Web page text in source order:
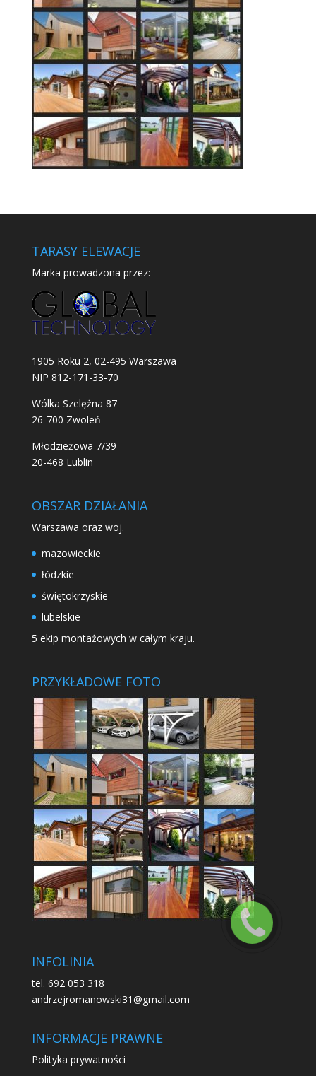
TARASY ELEWACJE
Marka prowadzona przez:
1905 Roku 2, 02-495 Warszawa
NIP 812-171-33-70
Wólka Szelężna 87
26-700 Zwoleń
Młodzieżowa 7/39
20-468 Lublin
OBSZAR DZIAŁANIA
Warszawa oraz woj.
mazowieckie
łódzkie
świętokrzyskie
lubelskie
5 ekip montażowych w całym kraju.
PRZYKŁADOWE FOTO
INFOLINIA
tel. 692 053 318
andrzejromanowski31@gmail.com
INFORMACJE PRAWNE
Polityka prywatności